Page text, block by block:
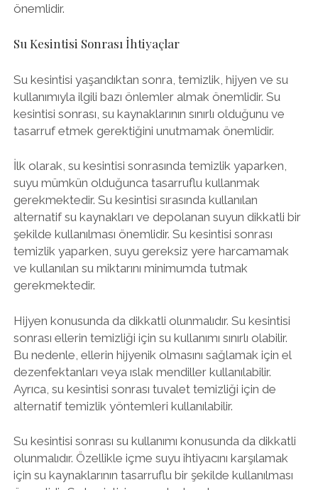
önemlidir.
Su Kesintisi Sonrası İhtiyaçlar
Su kesintisi yaşandıktan sonra, temizlik, hijyen ve su
kullanımıyla ilgili bazı önlemler almak önemlidir. Su
kesintisi sonrası, su kaynaklarının sınırlı olduğunu ve
tasarruf etmek gerektiğini unutmamak önemlidir.
İlk olarak, su kesintisi sonrasında temizlik yaparken,
suyu mümkün olduğunca tasarruflu kullanmak
gerekmektedir. Su kesintisi sırasında kullanılan
alternatif su kaynakları ve depolanan suyun dikkatli bir
şekilde kullanılması önemlidir. Su kesintisi sonrası
temizlik yaparken, suyu gereksiz yere harcamamak
ve kullanılan su miktarını minimumda tutmak
gerekmektedir.
Hijyen konusunda da dikkatli olunmalıdır. Su kesintisi
sonrası ellerin temizliği için su kullanımı sınırlı olabilir.
Bu nedenle, ellerin hijyenik olmasını sağlamak için el
dezenfektanları veya ıslak mendiller kullanılabilir.
Ayrıca, su kesintisi sonrası tuvalet temizliği için de
alternatif temizlik yöntemleri kullanılabilir.
Su kesintisi sonrası su kullanımı konusunda da dikkatli
olunmalıdır. Özellikle içme suyu ihtiyacını karşılamak
için su kaynaklarının tasarruflu bir şekilde kullanılması